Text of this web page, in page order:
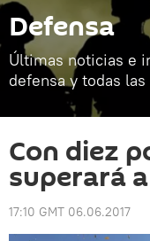
Defensa
Últimas noticias e
defensa y todas
Con diez
superará
17:10 GMT 06.06.2017